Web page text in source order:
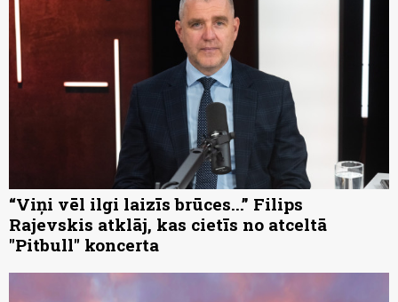
“Viņi vēl ilgi laizīs brūces...” Filips
Rajevskis atklāj, kas cietīs no atceltā
"Pitbull" koncerta